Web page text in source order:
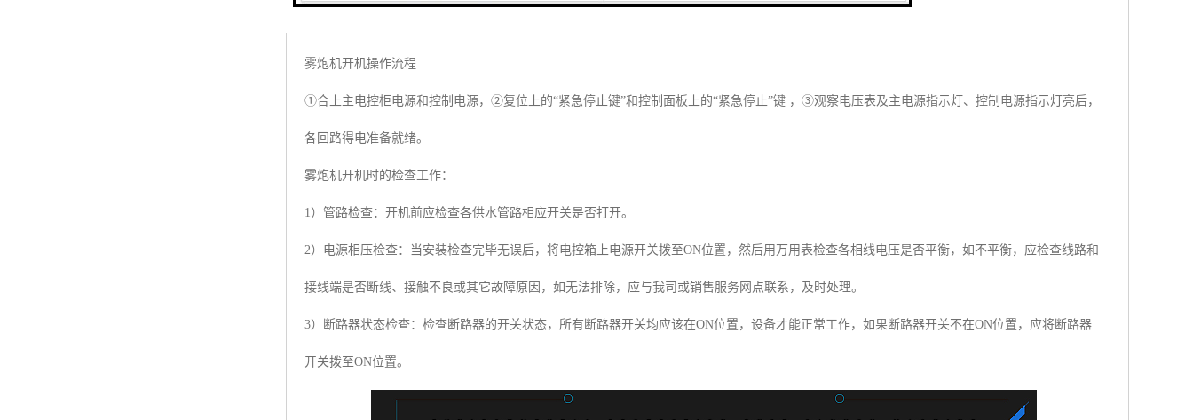
雾炮机开机操作流程
①合上主电控柜电源和控制电源，②复位上的“紧急停止键”和控制面板上的“紧急停止”键 ，③观察电压表及主电源指示灯、控制电源指示灯亮后，
各回路得电准备就绪。
雾炮机开机时的检查工作：
1）管路检查：开机前应检查各供水管路相应开关是否打开。
2）电源相压检查：当安装检查完毕无误后，将电控箱上电源开关拨至ON位置，然后用万用表检查各相线电压是否平衡，如不平衡，应检查线路和
接线端是否断线、接触不良或其它故障原因，如无法排除，应与我司或销售服务网点联系，及时处理。
3）断路器状态检查：检查断路器的开关状态，所有断路器开关均应该在ON位置，设备才能正常工作，如果断路器开关不在ON位置，应将断路器
开关拨至ON位置。